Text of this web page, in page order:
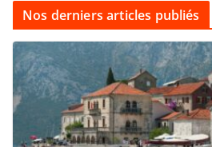
Nos derniers articles publiés